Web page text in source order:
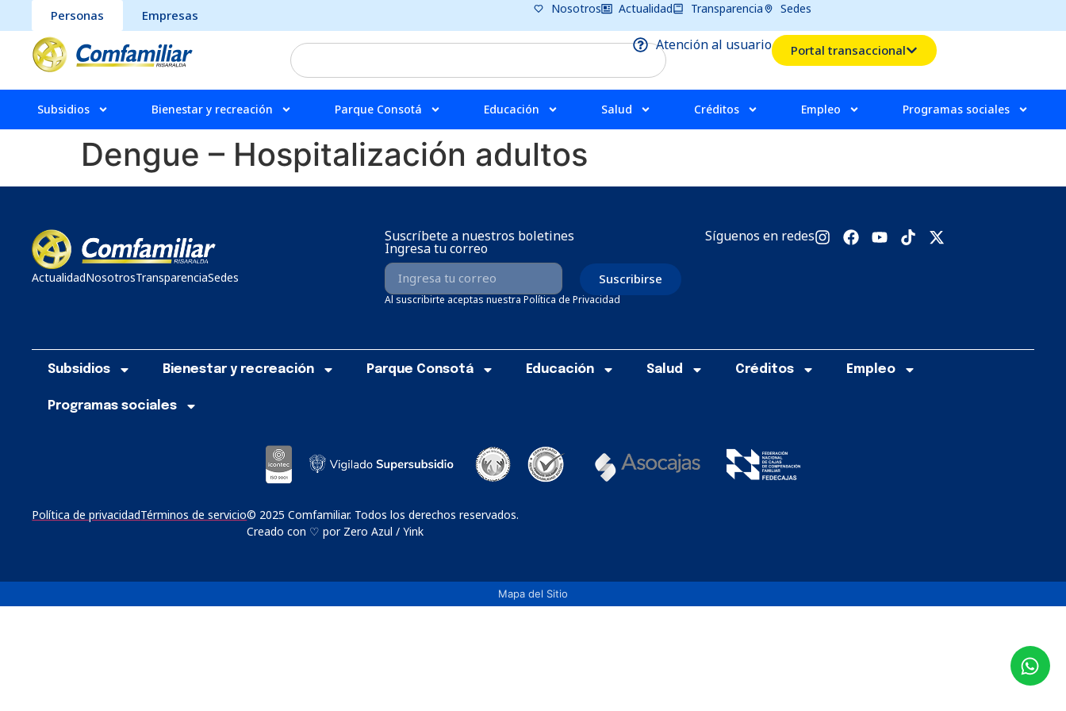
Personas Empresas Nosotros Actualidad Transparencia Sedes
Atención al usuario Portal transaccional
Subsidios Bienestar y recreación Parque Consotá Educación Salud Créditos Empleo Programas sociales
Dengue – Hospitalización adultos
ActualidadNosotrosTransparenciaSedes
Suscríbete a nuestros boletines
Ingresa tu correo
Suscribirse
Al suscribirte aceptas nuestra Política de Privacidad
Síguenos en redes
Subsidios Bienestar y recreación Parque Consotá Educación Salud Créditos Empleo
Programas sociales
Política de privacidadTérminos de servicio© 2025 Comfamiliar. Todos los derechos reservados.
Creado con ♡ por Zero Azul / Yink
Mapa del Sitio